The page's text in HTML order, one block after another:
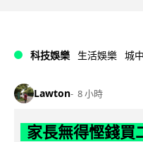
科技娛樂 生活娛樂 城
Lawton 8 小時
家長無得慳錢買